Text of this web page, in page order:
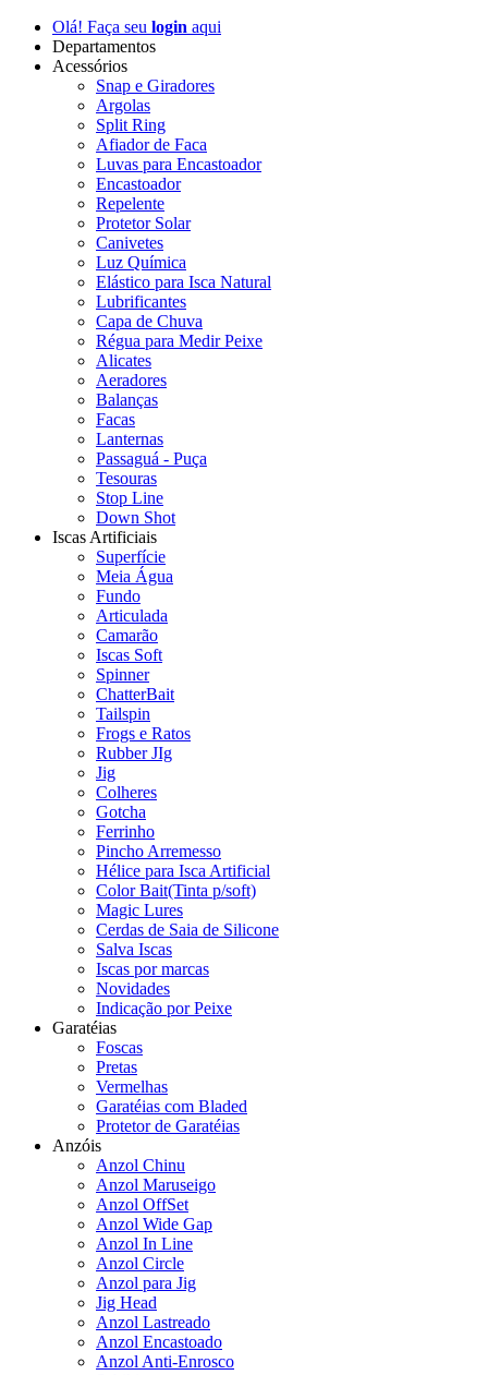
Olá! Faça seu login aqui
Departamentos
Acessórios
Snap e Giradores
Argolas
Split Ring
Afiador de Faca
Luvas para Encastoador
Encastoador
Repelente
Protetor Solar
Canivetes
Luz Química
Elástico para Isca Natural
Lubrificantes
Capa de Chuva
Régua para Medir Peixe
Alicates
Aeradores
Balanças
Facas
Lanternas
Passaguá - Puça
Tesouras
Stop Line
Down Shot
Iscas Artificiais
Superfície
Meia Água
Fundo
Articulada
Camarão
Iscas Soft
Spinner
ChatterBait
Tailspin
Frogs e Ratos
Rubber JIg
Jig
Colheres
Gotcha
Ferrinho
Pincho Arremesso
Hélice para Isca Artificial
Color Bait(Tinta p/soft)
Magic Lures
Cerdas de Saia de Silicone
Salva Iscas
Iscas por marcas
Novidades
Indicação por Peixe
Garatéias
Foscas
Pretas
Vermelhas
Garatéias com Bladed
Protetor de Garatéias
Anzóis
Anzol Chinu
Anzol Maruseigo
Anzol OffSet
Anzol Wide Gap
Anzol In Line
Anzol Circle
Anzol para Jig
Jig Head
Anzol Lastreado
Anzol Encastoado
Anzol Anti-Enrosco